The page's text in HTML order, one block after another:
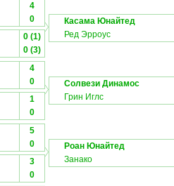
4
0
0 (1)
0 (3)
Касама Юнайтед
Ред Эрроус
4
0
1
0
Солвези Динамос
Грин Иглс
5
0
3
0
Роан Юнайтед
Занако